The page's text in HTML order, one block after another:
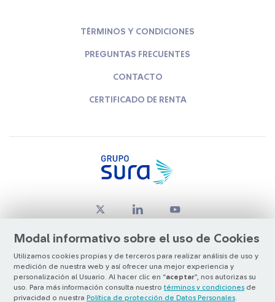
Modal informativo sobre el uso de Cookies
Utilizamos cookies propias y de terceros para realizar análisis de uso y
medición de nuestra web y así ofrecer una mejor experiencia y
personalización al Usuario. Al hacer clic en “aceptar”, nos autorizas su
uso. Para más información consulta nuestro términos y condiciones de
privacidad o nuestra Política de protección de Datos Personales
TÉRMINOS Y CONDICIONES
PREGUNTAS FRECUENTES
CONTACTO
CERTIFICADO DE RENTA
© Copyright Grupo SURA 2026